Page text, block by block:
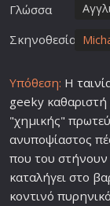
Γλώσσα
Σκηνοθεσία
Υπόθεση: Η
geeky
"χημικής"
ανυποψίαστος
που του στήνουν
καταλήγει στο
κοντινό